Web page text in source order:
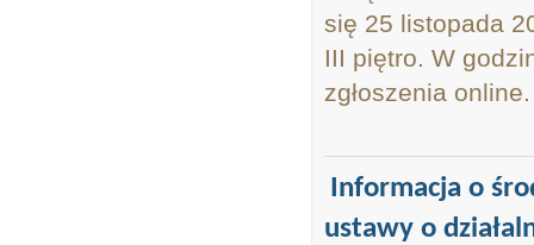
się 25 listopada
III piętro. W
zgłoszenia
Informacja o
ustawy o